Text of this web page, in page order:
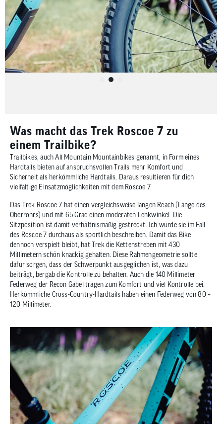
Was macht das Trek Roscoe 7 zu
einem Trailbike?
Trailbikes, auch All Mountain Mountainbikes genannt, in Form eines
Hardtails bieten auf anspruchsvollen Trails mehr Komfort und
Sicherheit als herkömmliche Hardtails. Daraus resultieren für dich
vielfältige Einsatzmöglichkeiten mit dem Roscoe 7.
Das Trek Roscoe 7 hat einen vergleichsweise langen Reach (Länge des
Oberrohrs) und mit 65 Grad einen moderaten Lenkwinkel. Die
Sitzposition ist damit verhältnismäßig gestreckt. Ich würde sie im Fall
des Roscoe 7 durchaus als sportlich beschreiben. Damit das Bike
dennoch verspielt bleibt, hat Trek die Kettenstreben mit 430
Millimetern schön knackig gehalten. Diese Rahmengeometrie sollte
dafür sorgen, dass der Schwerpunkt ausgeglichen ist, was dazu
beiträgt, bergab die Kontrolle zu behalten. Auch die 140 Millimeter
Federweg der Recon Gabel tragen zum Komfort und viel Kontrolle bei.
Herkömmliche Cross-Country-Hardtails haben einen Federweg von 80 –
120 Millimeter.